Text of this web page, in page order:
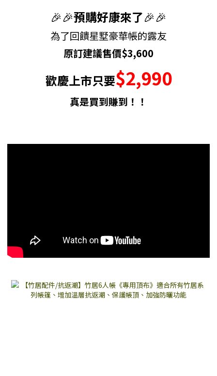
🎉🎉預購好康來了🎉🎉
為了回饋星墅豪華帳的露友
原訂建議售價$3,600
歡慶上市只要$2,990
真是買到賺到！！